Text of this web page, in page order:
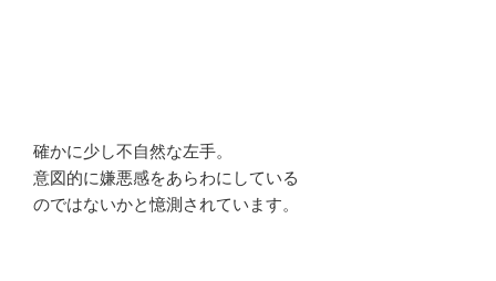
確かに少し不自然な左手。
意図的に嫌悪感をあらわにしている
のではないかと憶測されています。